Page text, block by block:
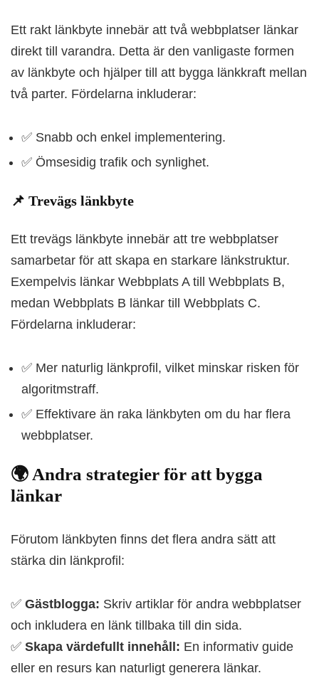
Ett rakt länkbyte innebär att två webbplatser länkar
direkt till varandra. Detta är den vanligaste formen
av länkbyte och hjälper till att bygga länkkraft mellan
två parter. Fördelarna inkluderar:
✅ Snabb och enkel implementering.
✅ Ömsesidig trafik och synlighet.
📌 Trevägs länkbyte
Ett trevägs länkbyte innebär att tre webbplatser
samarbetar för att skapa en starkare länkstruktur.
Exempelvis länkar Webbplats A till Webbplats B,
medan Webbplats B länkar till Webbplats C.
Fördelarna inkluderar:
✅ Mer naturlig länkprofil, vilket minskar risken för
algoritmstraff.
✅ Effektivare än raka länkbyten om du har flera
webbplatser.
🌍 Andra strategier för att bygga
länkar
Förutom länkbyten finns det flera andra sätt att
stärka din länkprofil:
✅ Gästblogga: Skriv artiklar för andra webbplatser
och inkludera en länk tillbaka till din sida.
✅ Skapa värdefullt innehåll: En informativ guide
eller en resurs kan naturligt generera länkar.